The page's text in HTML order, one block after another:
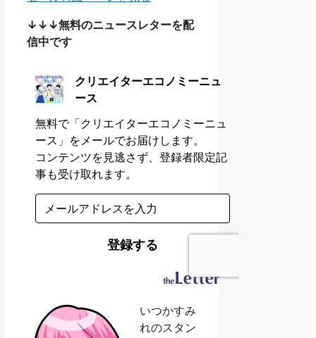
↓↓↓無料のニュースレターを配
信中です
いつかすみ
れのスタン